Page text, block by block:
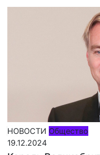
НОВОСТИ Общество
19.12.2024